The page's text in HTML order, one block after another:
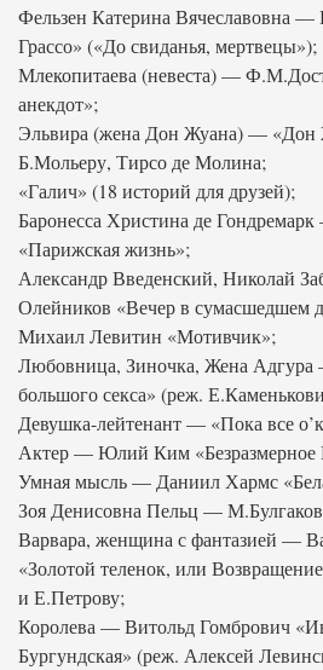
Фельзен Катерина Вячеславовна —
Грассо» («До свиданья, мертвецы»);
Млекопитаева (невеста) —
анекдот»;
Эльвира (жена Дон Жуана) —
Б.Мольеру, Тирсо де Молина;
«Галич» (18 историй для друзей);
Баронесса Христина де
«Парижская жизнь»;
Александр Введенский, Николай
Олейников «Вечер в сумасшедшем
Михаил Левитин «Мотивчик»;
Любовница, Зиночка, Жена
большого секса» (реж.
Девушка-лейтенант — «Пока все
Актер — Юлий Ким «Безразмерное
Умная мысль — Даниил Хармс
Зоя Денисовна Пельц —
Варвара, женщина с фантазией —
«Золотой теленок, или
и Е.Петрову;
Королева — Витольд Гомбрович
Бургундская» (реж. Алексей